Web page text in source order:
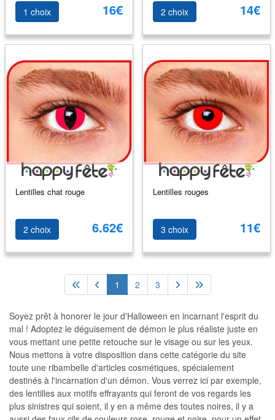
1 choix 16€ 2 choix 14€
Lentilles chat rouge
2 choix 6.62€
Lentilles rouges
3 choix 11€
1 2 3
Soyez prêt à honorer le jour d'Halloween en incarnant l'esprit du
mal ! Adoptez le déguisement de démon le plus réaliste juste en
vous mettant une petite retouche sur le visage ou sur les yeux.
Nous mettons à votre disposition dans cette catégorie du site
toute une ribambelle d'articles cosmétiques, spécialement
destinés à l'incarnation d'un démon. Vous verrez ici par exemple,
des lentilles aux motifs effrayants qui feront de vos regards les
plus sinistres qui soient, il y en a même des toutes noires, il y a